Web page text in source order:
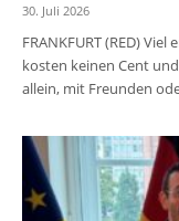
30. Juli 2026
FRANKFURT (RED)
kosten keinen Cent
allein, mit Freunden